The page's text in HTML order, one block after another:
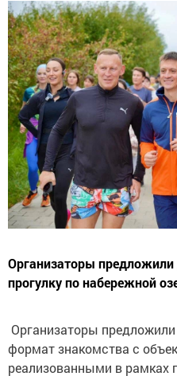
Организаторы предложили
прогулку по набережной
Организаторы
формат знакомства с
реализованными в рамках